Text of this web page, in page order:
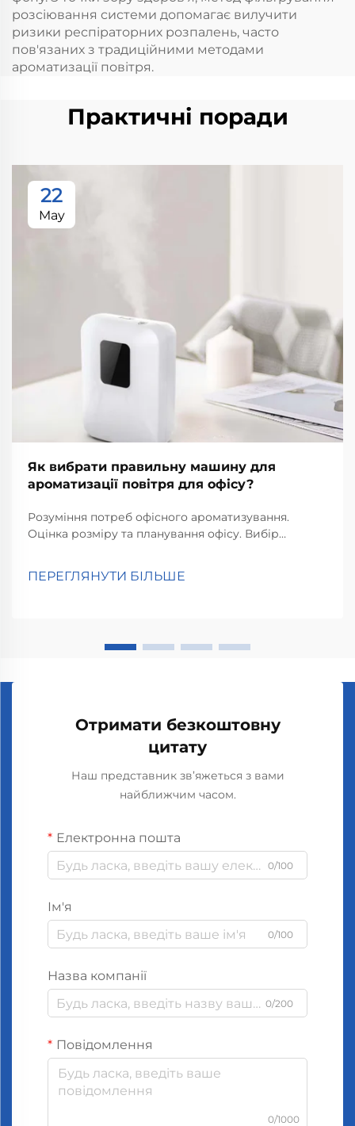
розсіювання системи допомагає вилучити
ризики респіраторних розпалень, часто
пов'язаних з традиційними методами
ароматизації повітря.
Практичні поради
22
May
Як вибрати правильну машину для
ароматизації повітря для офісу?
Розуміння потреб офісного ароматизування.
Оцінка розміру та планування офісу. Вибір
приміщення насправді. Спочатку виміряйте
ПЕРЕГЛЯНУТИ БІЛЬШЕ
Отримати безкоштовну
цитату
Наш представник зв’яжеться з вами
найближчим часом.
Електронна пошта
0/100
Ім'я
0/100
Назва компанії
0/200
Повідомлення
0/1000